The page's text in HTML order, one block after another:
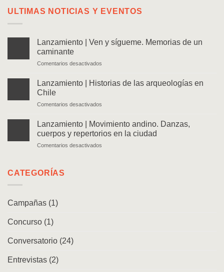
ULTIMAS NOTICIAS Y EVENTOS
Lanzamiento | Ven y sígueme. Memorias de un
caminante
Comentarios desactivados
|
de
un
Lanzamiento | Historias de las arqueologías en
Chile
Comentarios desactivados
Historias
de
Lanzamiento | Movimiento andino. Danzas,
cuerpos y repertorios en la ciudad
Comentarios desactivados
CATEGORÍAS
Campañas (1)
Concurso (1)
Conversatorio (24)
Entrevistas (2)